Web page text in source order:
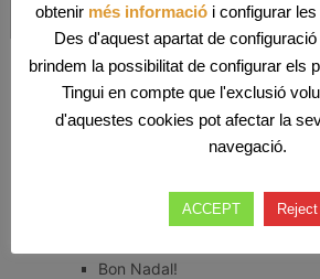
Darreres entrades
Rebuda de la Flama del
D’acampada!
Bon Nadal!
obtenir més informació i configurar
Des d'aquest apartat de
brindem la possibilitat de configurar els
Tingui en compte que l'exclusió
d'aquestes cookies pot afectar la
navegació.
ACCEPT Reject